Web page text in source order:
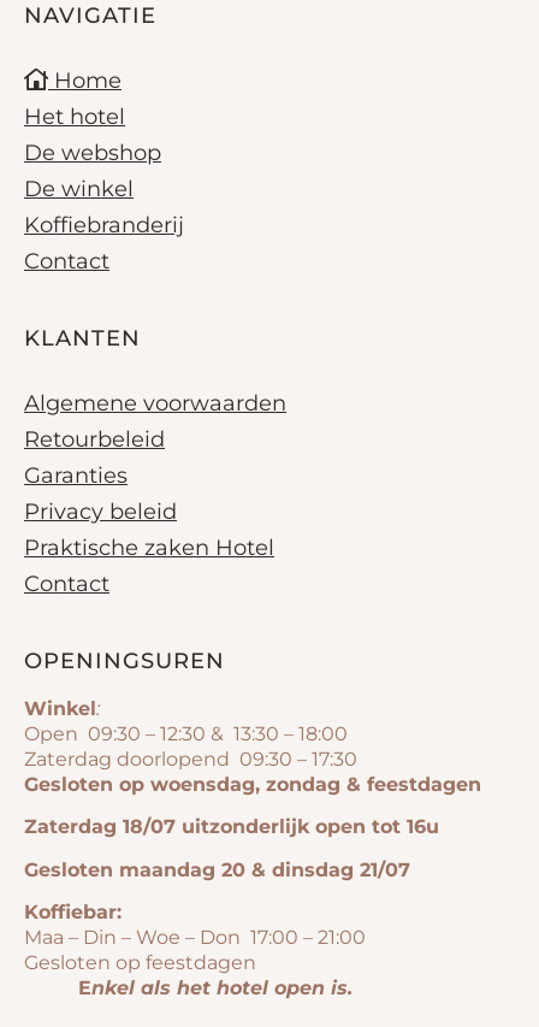
NAVIGATIE
Home
Het hotel
De webshop
De winkel
Koffiebranderij
Contact
KLANTEN
Algemene voorwaarden
Retourbeleid
Garanties
Privacy beleid
Praktische zaken Hotel
Contact
OPENINGSUREN
Winkel:
Open 09:30 – 12:30 & 13:30 – 18:00
Zaterdag doorlopend 09:30 – 17:30
Gesloten op woensdag, zondag & feestdagen
Zaterdag 18/07 uitzonderlijk open tot 16u
Gesloten maandag 20 & dinsdag 21/07
Koffiebar:
Maa – Din – Woe – Don 17:00 – 21:00
Gesloten op feestdagen
Enkel als het hotel open is.